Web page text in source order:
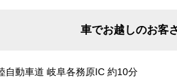
車でお越しのお客
自動車道 岐阜各務原IC 約10分